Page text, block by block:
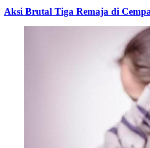
Aksi Brutal Tiga Remaja di